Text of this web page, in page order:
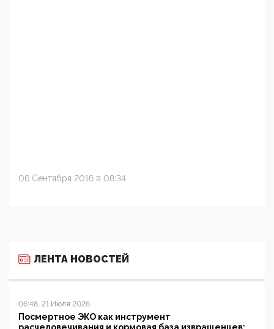
06 Сентября 2016 в 08:34
ЛЕНТА НОВОСТЕЙ
06:48, 21 Июля 2026
Посмертное ЭКО как инструмент